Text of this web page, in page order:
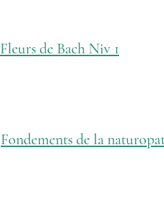
Fleurs de Bach Niv 1
Fondements de la